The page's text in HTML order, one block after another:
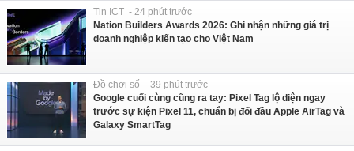
Tin ICT - 24 phút trước
Nation Builders Awards 2026: Ghi nhận những giá trị
doanh nghiệp kiến tạo cho Việt Nam
Đồ chơi số - 39 phút trước
Google cuối cùng cũng ra tay: Pixel Tag lộ diện ngay
trước sự kiện Pixel 11, chuẩn bị đối đầu Apple AirTag và
Galaxy SmartTag